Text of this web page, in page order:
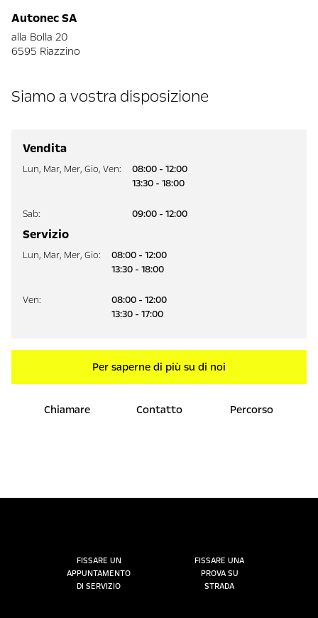
Autonec SA
alla Bolla 20
6595 Riazzino
Siamo a vostra disposizione
Vendita
Lun, Mar, Mer, Gio, Ven:
08:00 - 12:00
13:30 - 18:00
Sab: 09:00 - 12:00
Servizio
Lun, Mar, Mer, Gio:
08:00 - 12:00
13:30 - 18:00
Ven:
08:00 - 12:00
13:30 - 17:00
Per saperne di più su di noi
Chiamare Contatto Percorso
FISSARE UN
APPUNTAMENTO
DI SERVIZIO
FISSARE UNA
PROVA SU
STRADA